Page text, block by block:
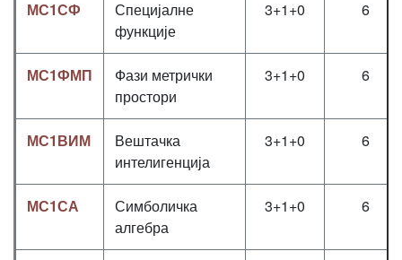
МС1СФ
Специјалне
функције
3+1+0 6
МС1ФМП
Фази метрички
простори
3+1+0 6
МС1ВИМ
Вештачка
интелигенција
3+1+0 6
МС1СА
Симболичка
алгебра
3+1+0 6